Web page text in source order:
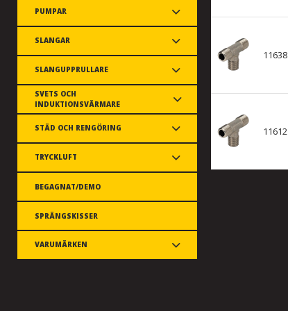
PUMPAR
SLANGAR
SLANGUPPRULLARE
SVETS OCH
INDUKTIONSVÄRMARE
STÄD OCH RENGÖRING
TRYCKLUFT
BEGAGNAT/DEMO
SPRÄNGSKISSER
VARUMÄRKEN
11638
11612